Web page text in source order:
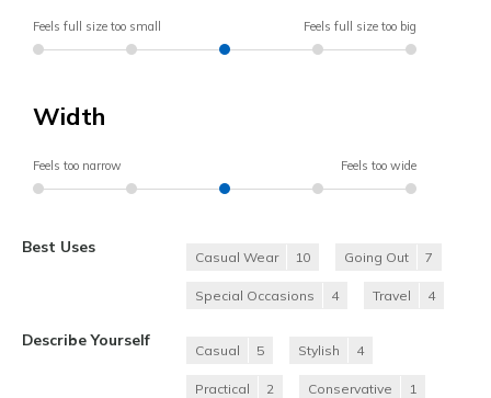
Feels full size too small Feels full size too big
Width
Feels too narrow Feels too wide
Best Uses
Casual Wear 10 Going Out 7
Special Occasions 4 Travel 4
Describe Yourself
Casual 5 Stylish 4
Practical 2 Conservative 1